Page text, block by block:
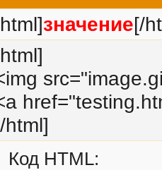
значение[/
html]
Код HTML: